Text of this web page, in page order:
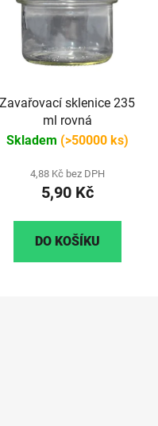
Zavařovací sklenice 235
ml rovná
Skladem (>50000 ks)
4,88 Kč bez DPH
5,90 Kč
DO KOŠÍKU